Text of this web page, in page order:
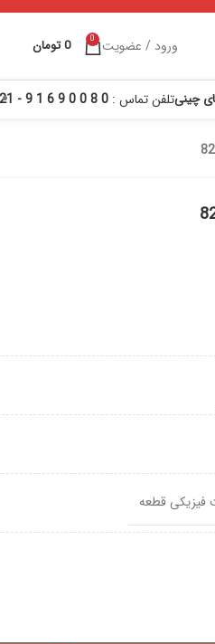
ورود / عضویت 0
0 تومان
چینیتلفن تماس : 0 8 0 0 9 6 1 9 - 021
فیزیکی قطعه